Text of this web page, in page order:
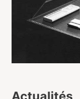
Actualités